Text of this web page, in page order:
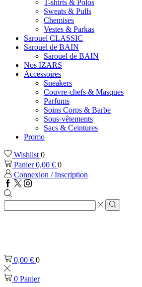
T-shirts & Polos
Sweats & Pulls
Chemises
Vestes & Parkas
Sarouel CLASSIC
Sarouel de BAIN
Sarouel de BAIN
Nos IZARS
Accessoires
Sneakers
Couvre-chefs & Masques
Parfums
Soins Corps & Barbe
Sous-vêtements
Sacs & Ceintures
Promo
Wishlist 0
Panier0,00 € 0
Connexion / Inscription
Facebook
TwitterInstagram
Zone
de
Rechercher
0,00 € 0
0 Panier